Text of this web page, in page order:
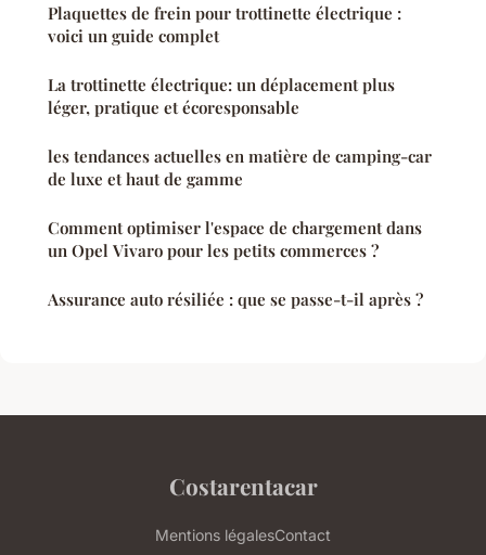
Plaquettes de frein pour trottinette électrique :
voici un guide complet
La trottinette électrique: un déplacement plus
léger, pratique et écoresponsable
les tendances actuelles en matière de camping-car
de luxe et haut de gamme
Comment optimiser l'espace de chargement dans
un Opel Vivaro pour les petits commerces ?
Assurance auto résiliée : que se passe-t-il après ?
Costarentacar
Mentions légalesContact